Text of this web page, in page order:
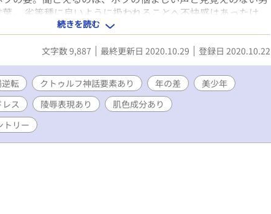
。 劣等種に良いように扱われることへ不快感はあったけ
策を考えることにした。ボクの奪われた精神のため
続きを読む
文字数 9,887 最終更新日 2020.10.29 登録日 2020.10.22
転 クトゥルフ神話要素あり 年の差
美少年
ス 陵辱表現あり
肌色成分あり
トリー